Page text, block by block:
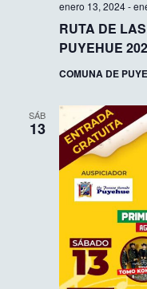
RUTA DE
PUYEHUE
enero 13, 2024-
COMUNA DE
SÁB
13